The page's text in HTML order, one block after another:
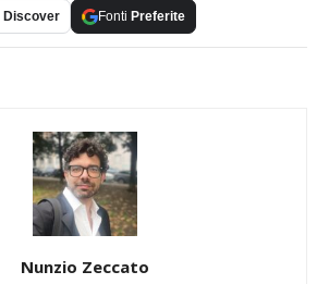
Discover Fonti Preferite
Nunzio Zeccato